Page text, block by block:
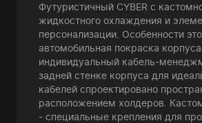
Футуристичный CYBER с
жидкостного охлаждения и
персонализации. Особенности
автомобильная покраска
индивидуальный кабель-
задней стенке корпуса для
кабелей спроектировано
расположением холдеров.
- специальные крепления для